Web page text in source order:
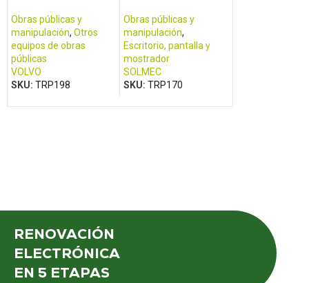
Obras públicas y
manipulación, Otros
equipos de obras
públicas
VOLVO
SKU: TRP198
Obras públicas y
manipulación,
Escritorio, pantalla y
mostrador
SOLMEC
SKU: TRP170
RENOVACIÓN
ELECTRÓNICA
EN 5 ETAPAS